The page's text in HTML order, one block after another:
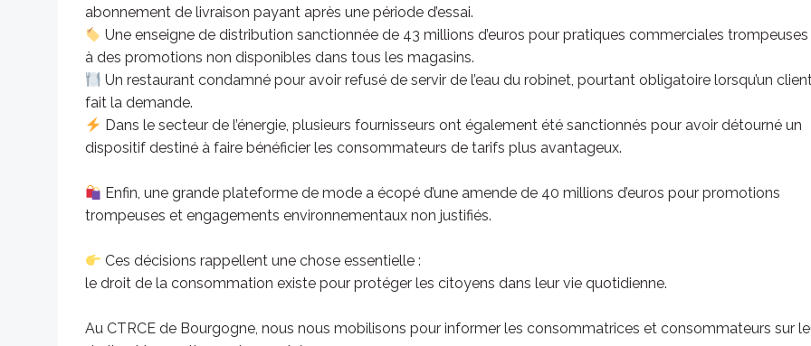
abonnement de livraison payant après une période d’essai.
Une enseigne de distribution sanctionnée de 43 millions d’euros pour pratiques commerciales trompeuses
à des promotions non disponibles dans tous les magasins.
Un restaurant condamné pour avoir refusé de servir de l’eau du robinet, pourtant obligatoire lorsqu’un
fait la demande.
Dans le secteur de l’énergie, plusieurs fournisseurs ont également été sanctionnés pour avoir détourné un
dispositif destiné à faire bénéficier les consommateurs de tarifs plus avantageux.
Enfin, une grande plateforme de mode a écopé d’une amende de 40 millions d’euros pour promotions
trompeuses et engagements environnementaux non justifiés.
Ces décisions rappellent une chose essentielle :
le droit de la consommation existe pour protéger les citoyens dans leur vie quotidienne.
Au CTRCE de Bourgogne, nous nous mobilisons pour informer les consommatrices et consommateurs sur